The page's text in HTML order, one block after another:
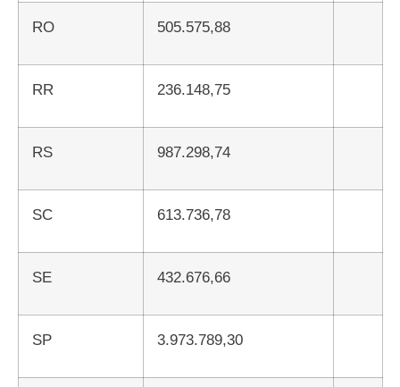
RO 505.575,88
RR 236.148,75
RS 987.298,74
SC 613.736,78
SE 432.676,66
SP 3.973.789,30